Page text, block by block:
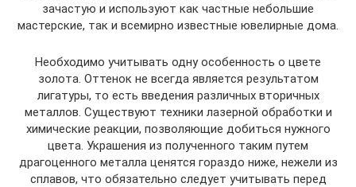
зачастую и используют как частные небольшие
мастерские, так и всемирно известные ювелирные дома.
Необходимо учитывать одну особенность о цвете
золота. Оттенок не всегда является результатом
лигатуры, то есть введения различных вторичных
металлов. Существуют техники лазерной обработки и
химические реакции, позволяющие добиться нужного
цвета. Украшения из полученного таким путем
драгоценного металла ценятся гораздо ниже, нежели из
сплавов, что обязательно следует учитывать перед